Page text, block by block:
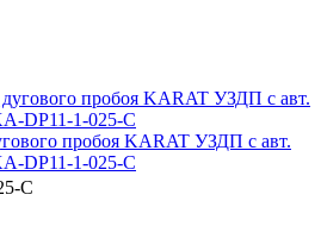
пробоя KARAT УЗДП с авт.
DP11-1-025-C
C